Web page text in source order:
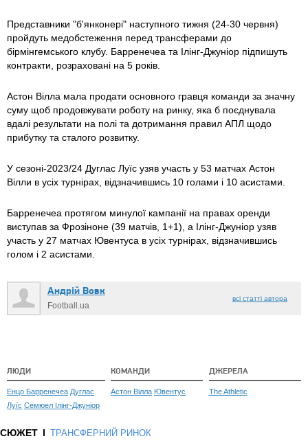
Представники "б'янконері" наступного тижня (24-30 червня)
пройдуть медобстеження перед трансферами до
бірмінгемського клубу. Барренечеа та Ілінг-Джуніор підпишуть
контракти, розраховані на 5 років.
Астон Вілла мала продати основного гравця команди за значну
суму щоб продовжувати роботу на ринку, яка б поєднувала
вдалі результати на полі та дотримання правил АПЛ щодо
прибутку та сталого розвитку.
У сезоні-2023/24 Дуглас Луїс узяв участь у 53 матчах Астон
Вілли в усіх турнірах, відзначившись 10 голами і 10 асистами.
Барренечеа протягом минулої кампанії на правах оренди
виступав за Фрозіноне (39 матчів, 1+1), а Ілінг-Джуніор узяв
участь у 27 матчах Ювентуса в усіх турнірах, відзначившись
голом і 2 асистами.
Андрій Вовк
Football.ua
всі статті автора
ЛЮДИ
Енцо Барренечеа Дуглас
Луїс Семюел Ілінг-Джуніор
КОМАНДИ
Астон Вілла Ювентус
ДЖЕРЕЛА
The Athletic
СЮЖЕТ ТРАНСФЕРНИЙ РИНОК